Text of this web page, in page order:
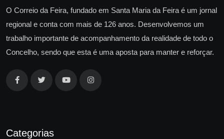
O Correio da Feira, fundado em Santa Maria da Feira é um jornal
regional e conta com mais de 126 anos. Desenvolvemos um
trabalho importante de acompanhamento da realidade de todo o
Concelho, sendo que esta é uma aposta para manter e reforçar.
Categorias